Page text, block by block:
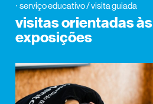
serviço educativo / visita guiada
visitas orientadas às
exposições